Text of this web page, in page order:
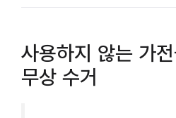
사용하지 않는 가
무상 수거